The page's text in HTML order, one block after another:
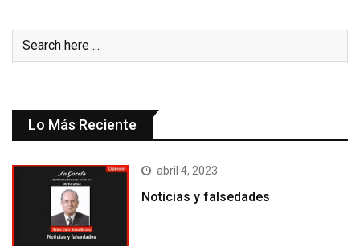
Lo Más Reciente
abril 4, 2023
Noticias y falsedades